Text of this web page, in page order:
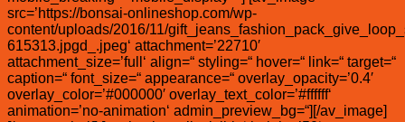
src=’https://bonsai-onlineshop.com/wp-
content/uploads/2016/11/
615313.jpgd_.jpeg‘ attachment=’22710′
attachment_size=’full‘ align=“ styling=“ hover=“ link=“ target=“
caption=“ font_size=“ appearance=“ overlay_opacity=’0.4′
overlay_color=’#000000′ overlay_text_color=’#ffffff‘
animation=’no-animation‘ admin_preview_bg=“][/av_image]